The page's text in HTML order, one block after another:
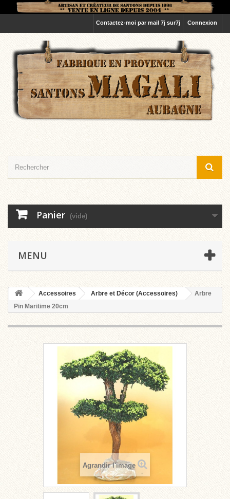
Connexion
Contactez-moi par mail 7j sur7j
Panier (vide)
MENU
Accessoires Arbre et Décor (Accessoires)
Arbre
Pin Maritime 20cm
Agrandir l'image